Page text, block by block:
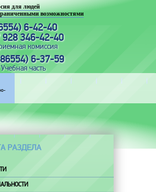
для людей
возможностями
6-42-40
928 346-42-40
комиссия
6-37-59
Учебная часть
РАЗДЕЛА